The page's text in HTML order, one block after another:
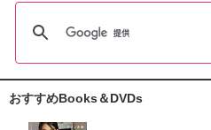
おすすめBooks＆DVDs